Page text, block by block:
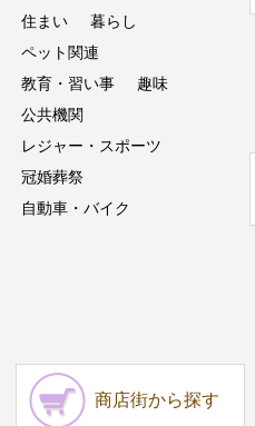
住まい
暮らし
ペット関連
教育・習い事
趣味
公共機関
レジャー・スポーツ
冠婚葬祭
自動車・バイク
商店街から探す